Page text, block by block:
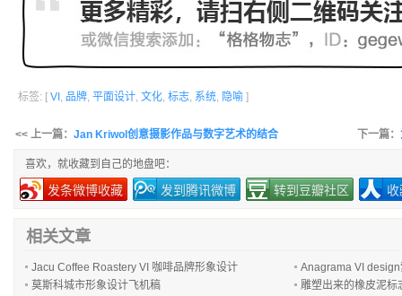
标签: [ VI , 品牌, 平面设计, 文化, 标志, 系统, 隐喻 ]
<< 上一篇： Jan Kriwol创意摄影作品与数字艺术的结合 下一篇：
喜欢，就收藏到自己的地盘吧：
发条微博收藏 发到腾讯微博 转到豆瓣社区
相关文章
Jacu Coffee Roastery VI 咖啡品牌形象设计
Anagrama VI
莫斯科城市形象设计飞机稿
雕塑出来的橡皮泥标